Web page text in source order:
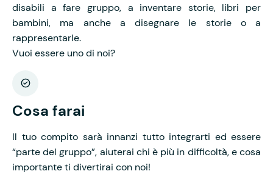
disabili a fare gruppo, a inventare storie, libri per
bambini, ma anche a disegnare le storie o a
rappresentarle.
Vuoi essere uno di noi?
Cosa farai
Il tuo compito sarà innanzi tutto integrarti ed essere
“parte del gruppo”, aiuterai chi è più in difficoltà, e cosa
importante ti divertirai con noi!